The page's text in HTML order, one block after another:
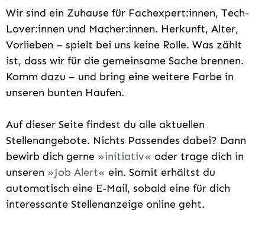
Wir sind ein Zuhause für Fachexpert:innen, Tech-
Lover:innen und Macher:innen. Herkunft, Alter,
Vorlieben – spielt bei uns keine Rolle. Was zählt
ist, dass wir für die gemeinsame Sache brennen.
Komm dazu – und bring eine weitere Farbe in
unseren bunten Haufen.
Auf dieser Seite findest du alle aktuellen
Stellenangebote. Nichts Passendes dabei? Dann
bewirb dich gerne
initiativ
oder trage dich in
unseren
Job Alert
ein. Somit erhältst du
automatisch eine E-Mail, sobald eine für dich
interessante Stellenanzeige online geht.